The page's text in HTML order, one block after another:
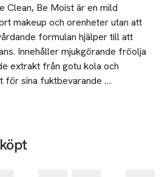
Clean, Be Moist är en mild
makeup och orenheter utan att
formulan hjälper till att
Innehåller mjukgörande fröolja
extrakt från gotu kola och
för sina fuktbevarande